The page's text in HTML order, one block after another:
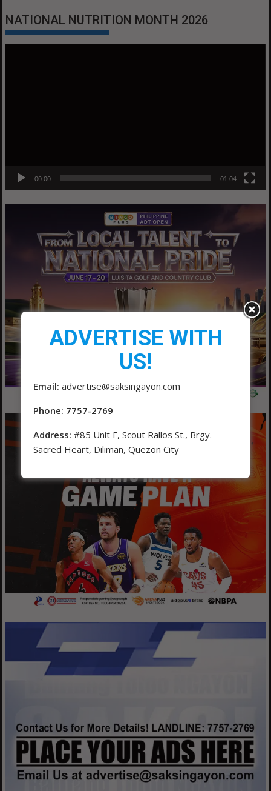
NATIONAL NUTRITION MONTH 2026
00:00 01:04
ADVERTISE WITH
US!
Email: advertise@saksingayon.com
Phone: 7757-2769
Address: #85 Unit F, Scout Rallos St., Brgy.
Sacred Heart, Diliman, Quezon City